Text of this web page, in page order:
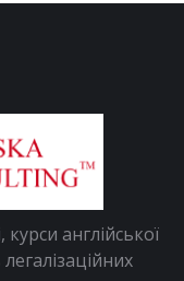
англійської